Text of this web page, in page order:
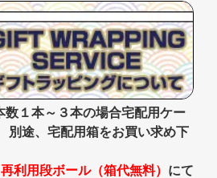
１本～３本の場合宅配用ケー
別途、宅配用箱をお買い求め下
再利用段ボール（箱代無料） にて